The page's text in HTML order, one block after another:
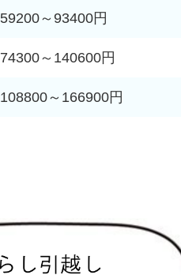
59200～93400円
74300～140600円
108800～166900円